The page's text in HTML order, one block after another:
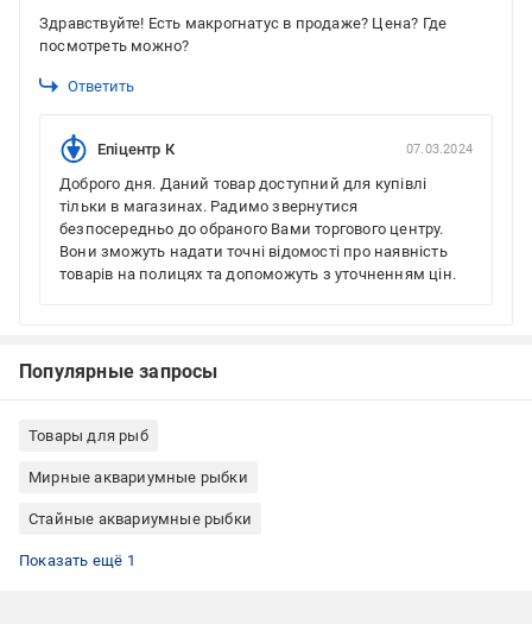
Здравствуйте! Есть макрогнатус в продаже? Цена? Где
посмотреть можно?
Ответить
Епіцентр К 07.03.2024
Доброго дня. Даний товар доступний для купівлі
тільки в магазинах. Радимо звернутися
безпосередньо до обраного Вами торгового центру.
Вони зможуть надати точні відомості про наявність
товарів на полицях та допоможуть з уточненням цін.
Популярные запросы
Товары для рыб
Мирные аквариумные рыбки
Стайные аквариумные рыбки
Донные аквариумные рыбки
Показать ещё 1